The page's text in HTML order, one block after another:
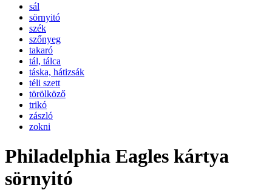
sál
sörnyitó
szék
szőnyeg
takaró
tál, tálca
táska, hátizsák
téli szett
törölköző
trikó
zászló
zokni
Philadelphia Eagles kártya
sörnyitó